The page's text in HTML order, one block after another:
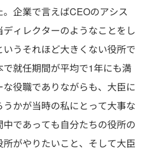
企業で言えばCEOのアシス
ィレクターのようなことをし
うそれほど大きくない役所で
就任期間が平均で1年にも満
役職でありながらも、大臣に
かが当時の私にとって大事な
であっても自分たちの役所の
がやりたいこと、そして大臣